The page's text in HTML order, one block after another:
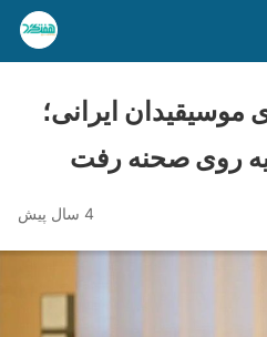
موسیقیدان ایرانی؛
روی صحنه رفت
4 سال پیش